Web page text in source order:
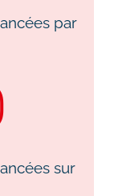
par
sur